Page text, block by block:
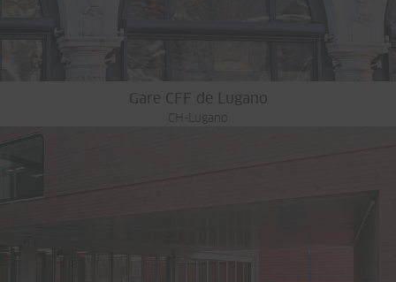
Gare CFF de Lugano
CH-Lugano